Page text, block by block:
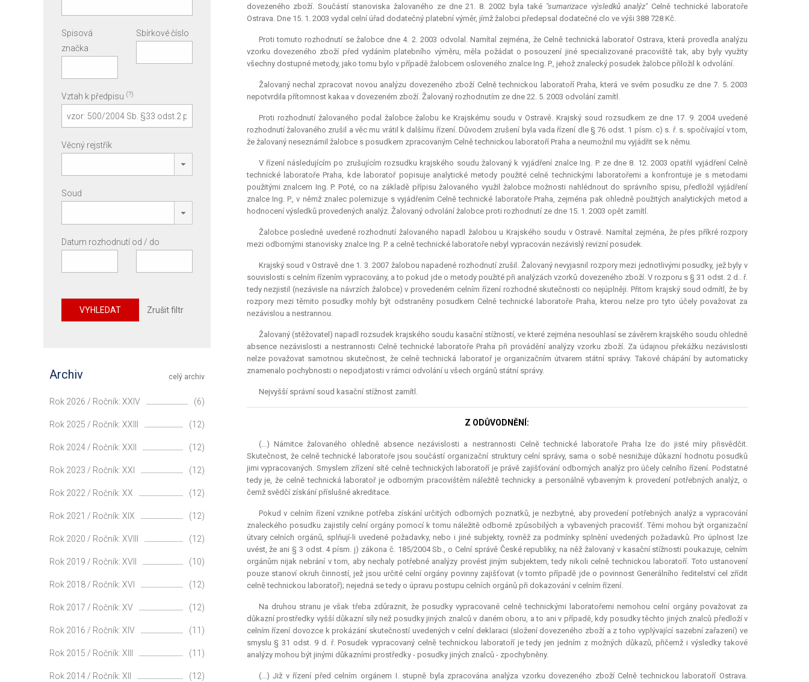
dovezeného zboží. Součástí stanoviska žalovaného ze dne 21. 8. 2002 byla také "sumarizace výsledků analýz"Celně technické laboratoře
Ostrava. Dne 15. 1. 2003 vydal celní úřad dodatečný platební výměr, jímž žalobci předepsal dodatečné clo ve výši 388 728 Kč.
Proti tomuto rozhodnutí se žalobce dne 4. 2. 2003 odvolal. Namítal zejména, že Celně technická laboratoř Ostrava, která provedla analýzu
vzorku dovezeného zboží před vydáním platebního výměru, měla požádat o posouzení jiné specializované pracoviště tak, aby byly využity
všechny dostupné metody, jako tomu bylo v případě žalobcem osloveného znalce Ing. P., jehož znalecký posudek žalobce přiložil k odvolání.
Žalovaný nechal zpracovat novou analýzu dovezeného zboží Celně technickou laboratoří Praha, která ve svém posudku ze dne 7. 5. 2003
nepotvrdila přítomnost kakaa v dovezeném zboží. Žalovaný rozhodnutím ze dne 22. 5. 2003 odvolání zamítl.
Proti rozhodnutí žalovaného podal žalobce žalobu ke Krajskému soudu v Ostravě. Krajský soud rozsudkem ze dne 17. 9. 2004 uvedené
rozhodnutí žalovaného zrušil a věc mu vrátil k dalšímu řízení. Důvodem zrušení byla vada řízení dle § 76 odst. 1 písm. c) s. ř. s. spočívající v tom,
že žalovaný neseznámil žalobce s posudkem zpracovaným Celně technickou laboratoří Praha a neumožnil mu vyjádřit se k němu.
V řízení následujícím po zrušujícím rozsudku krajského soudu žalovaný k vyjádření znalce Ing. P. ze dne 8. 12. 2003 opatřil vyjádření Celně
technické laboratoře Praha, kde laboratoř popisuje analytické metody použité celně technickými laboratořemi a konfrontuje je s metodami
použitými znalcem Ing. P. Poté, co na základě přípisu žalovaného využil žalobce možnosti nahlédnout do správního spisu, předložil vyjádření
znalce Ing. P., v němž znalec polemizuje s vyjádřením Celně technické laboratoře Praha, zejména pak ohledně použitých analytických metod a
hodnocení výsledků provedených analýz. Žalovaný odvolání žalobce proti rozhodnutí ze dne 15. 1. 2003 opět zamítl.
Žalobce posledně uvedené rozhodnutí žalovaného napadl žalobou u Krajského soudu v Ostravě. Namítal zejména, že přes příkré rozpory
mezi odbornými stanovisky znalce Ing. P. a celně technické laboratoře nebyl vypracován nezávislý revizní posudek.
Krajský soud v Ostravě dne 1. 3. 2007 žalobou napadené rozhodnutí zrušil. Žalovaný nevyjasnil rozpory mezi jednotlivými posudky, jež byly v
souvislosti s celním řízením vypracovány, a to pokud jde o metody použité při analýzách vzorků dovezeného zboží. V rozporu s § 31 odst. 2 d.. ř.
tedy nezjistil (nezávisle na návrzích žalobce) v provedeném celním řízení rozhodné skutečnosti co nejúplněji. Přitom krajský soud odmítl, že by
rozpory mezi těmito posudky mohly být odstraněny posudkem Celně technické laboratoře Praha, kterou nelze pro tyto účely považovat za
nezávislou a nestrannou.
Žalovaný (stěžovatel) napadl rozsudek krajského soudu kasační stížností, ve které zejména nesouhlasí se závěrem krajského soudu ohledně
absence nezávislosti a nestrannosti Celně technické laboratoře Praha při provádění analýzy vzorku zboží. Za údajnou překážku nezávislosti
nelze považovat samotnou skutečnost, že celně technická laboratoř je organizačním útvarem státní správy. Takové chápání by automaticky
znamenalo pochybnosti o nepodjatosti v rámci odvolání u všech orgánů státní správy.
Nejvyšší správní soud kasační stížnost zamítl.
Z ODŮVODNĚNÍ:
(...) Námitce žalovaného ohledně absence nezávislosti a nestrannosti Celně technické laboratoře Praha lze do jisté míry přisvědčit.
Skutečnost, že celně technické laboratoře jsou součástí organizační struktury celní správy, sama o sobě nesnižuje důkazní hodnotu posudků
jimi vypracovaných. Smyslem zřízení sítě celně technických laboratoří je právě zajišťování odborných analýz pro účely celního řízení. Podstatné
tedy je, že celně technická laboratoř je odborným pracovištěm náležitě technicky a personálně vybaveným k provedení potřebných analýz, o
čemž svědčí získání příslušné akreditace.
Pokud v celním řízení vznikne potřeba získání určitých odborných poznatků, je nezbytné, aby provedení potřebných analýz a vypracování
znaleckého posudku zajistily celní orgány pomocí k tomu náležitě odborně způsobilých a vybavených pracovišť. Těmi mohou být organizační
útvary celních orgánů, splňují-li uvedené požadavky, nebo i jiné subjekty, rovněž za podmínky splnění uvedených požadavků. Pro úplnost lze
uvést, že ani § 3 odst. 4 písm. j) zákona č. 185/2004 Sb., o Celní správě České republiky, na něž žalovaný v kasační stížnosti poukazuje, celním
orgánům nijak nebrání v tom, aby nechaly potřebné analýzy provést jiným subjektem, tedy nikoli celně technickou laboratoří. Toto ustanovení
pouze stanoví okruh činností, jež jsou určité celní orgány povinny zajišťovat (v tomto případě jde o povinnost Generálního ředitelství cel zřídit
celně technickou laboratoř); nejedná se tedy o úpravu postupu celních orgánů při dokazování v celním řízení.
Na druhou stranu je však třeba zdůraznit, že posudky vypracované celně technickými laboratořemi nemohou celní orgány považovat za
důkazní prostředky vyšší důkazní síly než posudky jiných znalců v daném oboru, a to ani v případě, kdy posudky těchto jiných znalců předloží v
celním řízení dovozce k prokázání skutečností uvedených v celní deklaraci (složení dovezeného zboží a z toho vyplývající sazební zařazení) ve
smyslu § 31 odst. 9 d. ř. Posudek vypracovaný celně technickou laboratoří je tedy jen jedním z možných důkazů, přičemž i výsledky takové
analýzy mohou být jinými důkazními prostředky - posudky jiných znalců - zpochybněny.
(...) Již v řízení před celním orgánem I. stupně byla zpracována analýza vzorku dovezeného zboží Celně technickou laboratoří Ostrava.
Spisová
značka
Sbírkové číslo
Vztah k předpisu (?)
Věcný rejstřík
Soud
Datum rozhodnutí od / do
VYHLEDAT Zrušit filtr
celý archiv
Archiv
Rok 2026 / Ročník: XXIV (6)
Rok 2025 / Ročník: XXIII (12)
Rok 2024 / Ročník: XXII (12)
Rok 2023 / Ročník: XXI (12)
Rok 2022 / Ročník: XX (12)
Rok 2021 / Ročník: XIX (12)
Rok 2020 / Ročník: XVIII (12)
Rok 2019 / Ročník: XVII (10)
Rok 2018 / Ročník: XVI (12)
Rok 2017 / Ročník: XV (12)
Rok 2016 / Ročník: XIV (11)
Rok 2015 / Ročník: XIII (11)
Rok 2014 / Ročník: XII (12)